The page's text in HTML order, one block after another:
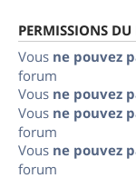
PERMISSIONS
Vous ne pouvez
forum
Vous ne pouvez
Vous ne pouvez
forum
Vous ne pouvez
forum